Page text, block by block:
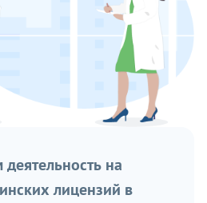
на
лицензий в